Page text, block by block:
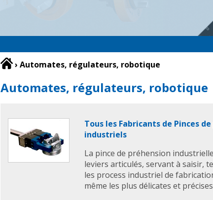
› Automates, régulateurs, robotique
Automates, régulateurs, robotique
Tous les Fabricants de Pinces
industriels
La pince de préhension
leviers articulés, servant à saisir,
les process industriel de
même les plus délicates et